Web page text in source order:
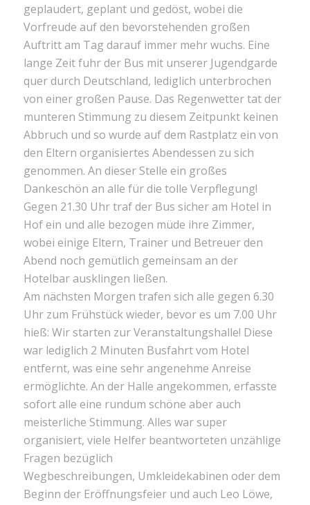
geplaudert, geplant und gedöst, wobei die
Vorfreude auf den bevorstehenden großen
Auftritt am Tag darauf immer mehr wuchs. Eine
lange Zeit fuhr der Bus mit unserer Jugendgarde
quer durch Deutschland, lediglich unterbrochen
von einer großen Pause. Das Regenwetter tat der
munteren Stimmung zu diesem Zeitpunkt keinen
Abbruch und so wurde auf dem Rastplatz ein von
den Eltern organisiertes Abendessen zu sich
genommen. An dieser Stelle ein großes
Dankeschön an alle für die tolle Verpflegung!
Gegen 21.30 Uhr traf der Bus sicher am Hotel in
Hof ein und alle bezogen müde ihre Zimmer,
wobei einige Eltern, Trainer und Betreuer den
Abend noch gemütlich gemeinsam an der
Hotelbar ausklingen ließen.
Am nächsten Morgen trafen sich alle gegen 6.30
Uhr zum Frühstück wieder, bevor es um 7.00 Uhr
hieß: Wir starten zur Veranstaltungshalle! Diese
war lediglich 2 Minuten Busfahrt vom Hotel
entfernt, was eine sehr angenehme Anreise
ermöglichte. An der Halle angekommen, erfasste
sofort alle eine rundum schöne aber auch
meisterliche Stimmung. Alles war super
organisiert, viele Helfer beantworteten unzählige
Fragen bezüglich
Wegbeschreibungen, Umkleidekabinen oder dem
Beginn der Eröffnungsfeier und auch Leo Löwe,